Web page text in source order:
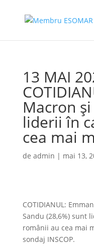
13 MAI
Macron
liderii în
cea mai
de admin | mai 13,
COTIDIANUL:
Sandu (28,6%) sunt
românii au cea mai
sondaj INSCOP.